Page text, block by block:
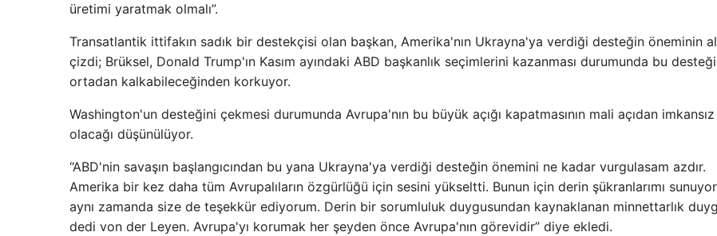
üretimi yaratmak olmalı”.
Transatlantik ittifakın sadık bir destekçisi olan başkan, Amerika'nın Ukrayna'ya verdiği desteğin öneminin
çizdi; Brüksel, Donald Trump'ın Kasım ayındaki ABD başkanlık seçimlerini kazanması durumunda bu
ortadan kalkabileceğinden korkuyor.
Washington'un desteğini çekmesi durumunda Avrupa'nın bu büyük açığı kapatmasının mali açıdan imkansız
olacağı düşünülüyor.
“ABD'nin savaşın başlangıcından bu yana Ukrayna'ya verdiği desteğin önemini ne kadar vurgulasam azdır.
Amerika bir kez daha tüm Avrupalıların özgürlüğü için sesini yükseltti. Bunun için derin şükranlarımı
aynı zamanda size de teşekkür ediyorum. Derin bir sorumluluk duygusundan kaynaklanan minnettarlık
dedi von der Leyen. Avrupa'yı korumak her şeyden önce Avrupa'nın görevidir” diye ekledi.